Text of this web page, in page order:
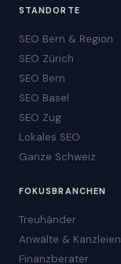
STANDORTE
SEO Bern & Region
SEO Zürich
SEO Bern
SEO Basel
SEO Zug
Lokales SEO
Ganze Schweiz
FOKUSBRANCHEN
Treuhänder
Anwälte & Kanzleien
Finanzberater